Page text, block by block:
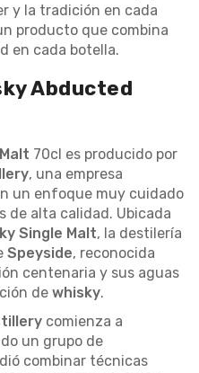
y la tradición en cada
producto que combina
en cada botella.
Abducted
70cl es producido por
, una empresa
un enfoque muy cuidado
de alta calidad. Ubicada
Single Malt, la destilería
Speyside, reconocida
centenaria y sus aguas
de whisky.
comienza a
un grupo de
combinar técnicas